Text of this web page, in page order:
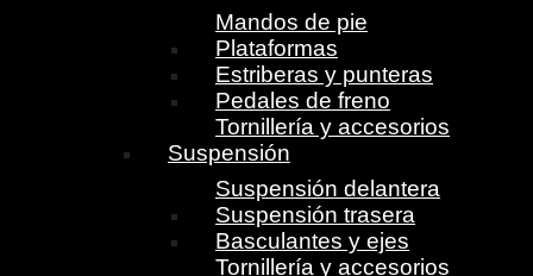
Mandos de pie
Plataformas
Estriberas y punteras
Pedales de freno
Tornillería y accesorios
Suspensión
Suspensión delantera
Suspensión trasera
Basculantes y ejes
Tornillería y accesorios